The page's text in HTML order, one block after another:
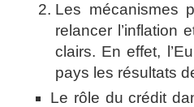
Les mécanismes
relancer l’inflation
clairs. En effet,
pays les résultats
Le rôle du crédit